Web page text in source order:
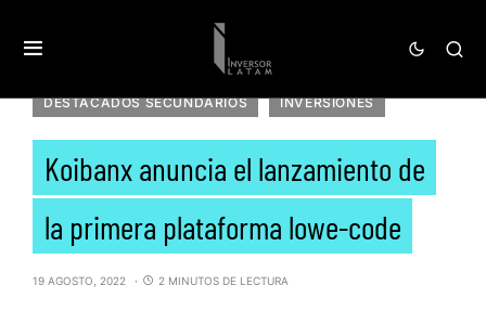
DESTACADOS SECUNDARIOS INVERSIONES
Koibanx anuncia el lanzamiento de
la primera plataforma lowe-code
19 AGOSTO, 2022 2 MINUTOS DE LECTURA